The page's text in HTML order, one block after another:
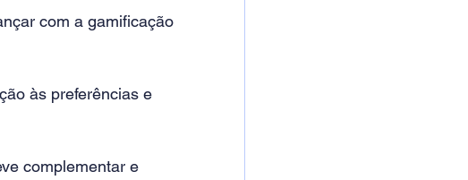
com a gamificação
às preferências e
complementar e